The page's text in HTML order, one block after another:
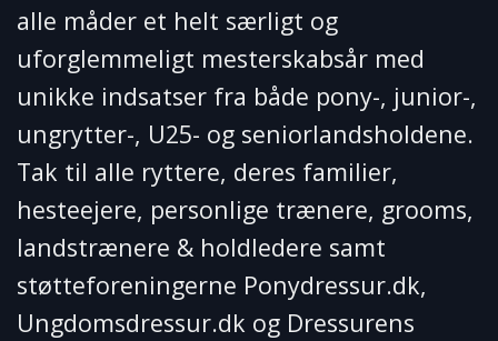
alle måder et helt særligt og
uforglemmeligt mesterskabsår med
unikke indsatser fra både pony-, junior-,
ungrytter-, U25- og seniorlandsholdene.
Tak til alle ryttere, deres familier,
hesteejere, personlige trænere, grooms,
landstrænere & holdledere samt
støtteforeningerne Ponydressur.dk,
Ungdomsdressur.dk og Dressurens